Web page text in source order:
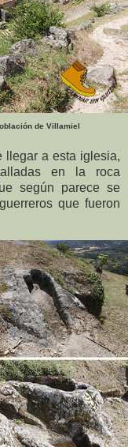
de Villamiel
llegar a esta iglesia,
en la roca
según parece se
que fueron